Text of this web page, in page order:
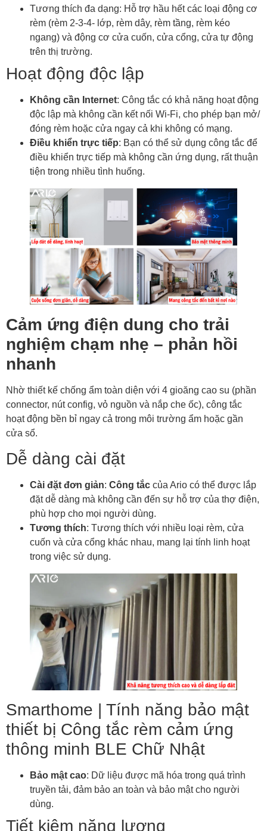
Tương thích đa dạng: Hỗ trợ hầu hết các loại động cơ
rèm (rèm 2-3-4- lớp, rèm dây, rèm tầng, rèm kéo
ngang) và động cơ cửa cuốn, cửa cổng, cửa tự động
trên thị trường.
Hoạt động độc lập
Không cần Internet: Công tắc có khả năng hoạt động
độc lập mà không cần kết nối Wi-Fi, cho phép bạn mở/
đóng rèm hoặc cửa ngay cả khi không có mạng.
Điều khiển trực tiếp: Bạn có thể sử dụng công tắc để
điều khiển trực tiếp mà không cần ứng dụng, rất thuận
tiện trong nhiều tình huống.
Cảm ứng điện dung cho trải
nghiệm chạm nhẹ – phản hồi
nhanh
Nhờ thiết kế chống ẩm toàn diện với 4 gioăng cao su (phần
connector, nút config, vỏ nguồn và nắp che ốc), công tắc
hoạt động bền bỉ ngay cả trong môi trường ẩm hoặc gần
cửa sổ.
Dễ dàng cài đặt
Cài đặt đơn giản: Công tắc của Ario có thể được lắp
đặt dễ dàng mà không cần đến sự hỗ trợ của thợ điện,
phù hợp cho mọi người dùng.
Tương thích: Tương thích với nhiều loại rèm, cửa
cuốn và cửa cổng khác nhau, mang lại tính linh hoạt
trong việc sử dụng.
Smarthome | Tính năng bảo mật
thiết bị Công tắc rèm cảm ứng
thông minh BLE Chữ Nhật
Bảo mật cao: Dữ liệu được mã hóa trong quá trình
truyền tải, đảm bảo an toàn và bảo mật cho người
dùng.
Tiết kiệm năng lượng